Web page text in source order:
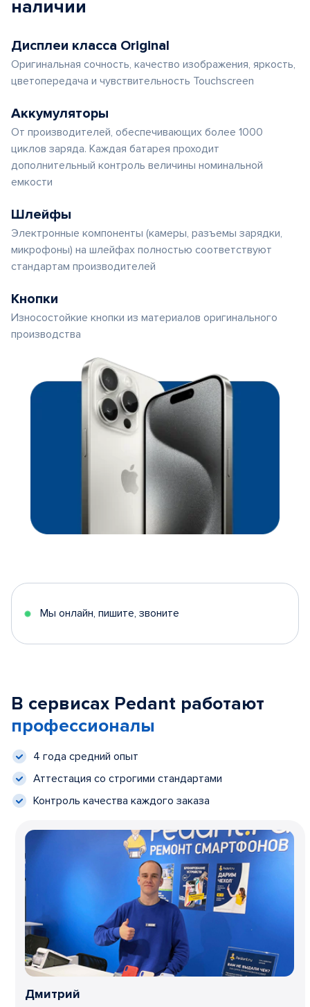
наличии
Дисплеи класса Original
Оригинальная сочность, качество изображения, яркость,
цветопередача и чувствительность Touchscreen
Аккумуляторы
От производителей, обеспечивающих более 1000
циклов заряда. Каждая батарея проходит
дополнительный контроль величины номинальной
емкости
Шлейфы
Электронные компоненты (камеры, разъемы зарядки,
микрофоны) на шлейфах полностью соответствуют
стандартам производителей
Кнопки
Износостойкие кнопки из материалов оригинального
производства
Мы онлайн, пишите, звоните
В сервисах Pedant работают
профессионалы
4 года средний опыт
Аттестация со строгими стандартами
Контроль качества каждого заказа
Дмитрий